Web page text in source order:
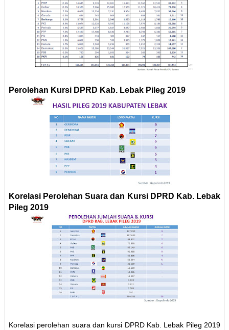
Perolehan Kursi DPRD Kab. Lebak Pileg 2019
Korelasi Perolehan Suara dan Kursi DPRD Kab. Lebak
Pileg 2019
Korelasi perolehan suara dan kursi DPRD Kab. Lebak Pileg 2019